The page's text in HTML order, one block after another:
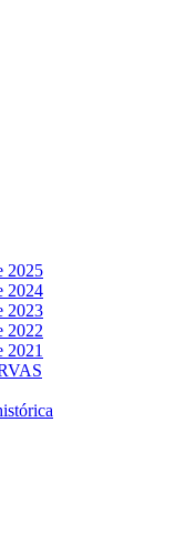
2025
2024
2023
2022
2021